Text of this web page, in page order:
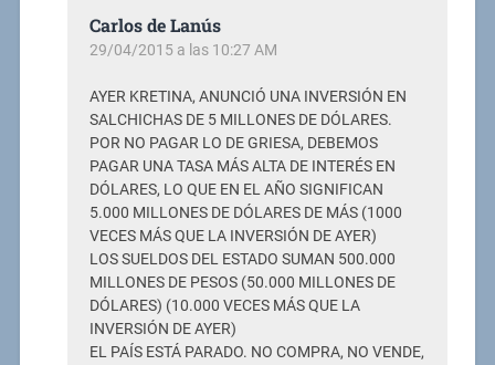
Carlos de Lanús
29/04/2015 a las 10:27 AM
AYER KRETINA, ANUNCIÓ UNA INVERSIÓN EN
SALCHICHAS DE 5 MILLONES DE DÓLARES.
POR NO PAGAR LO DE GRIESA, DEBEMOS
PAGAR UNA TASA MÁS ALTA DE INTERÉS EN
DÓLARES, LO QUE EN EL AÑO SIGNIFICAN
5.000 MILLONES DE DÓLARES DE MÁS (1000
VECES MÁS QUE LA INVERSIÓN DE AYER)
LOS SUELDOS DEL ESTADO SUMAN 500.000
MILLONES DE PESOS (50.000 MILLONES DE
DÓLARES) (10.000 VECES MÁS QUE LA
INVERSIÓN DE AYER)
EL PAÍS ESTÁ PARADO. NO COMPRA, NO VENDE,